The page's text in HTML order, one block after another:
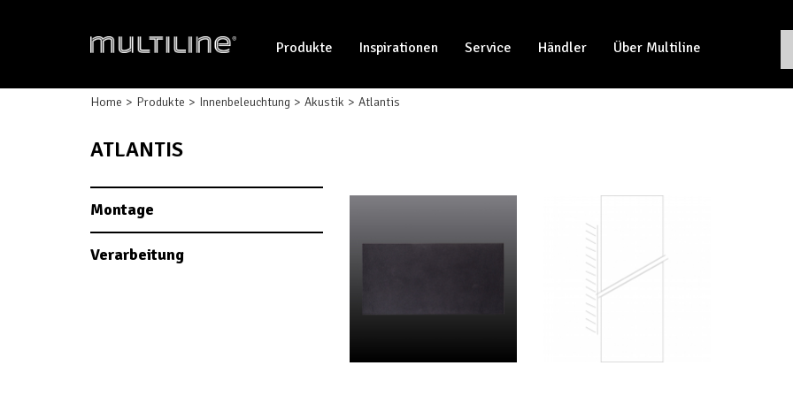
Produkte Inspirationen Service Händler Über Multiline
Home Produkte Innenbeleuchtung Akustik Atlantis
ATLANTIS
Montage
Verarbeitung